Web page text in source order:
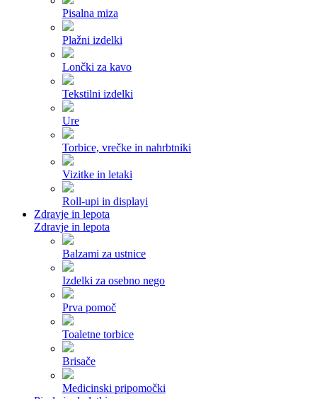
Pisalna miza
Plažni izdelki
Lončki za kavo
Tekstilni izdelki
Ure
Torbice, vrečke in nahrbtniki
Vizitke in letaki
Roll-upi in displayi
Zdravje in lepota
Zdravje in lepota
Balzami za ustnice
Izdelki za osebno nego
Prva pomoč
Toaletne torbice
Brisače
Medicinski pripomočki